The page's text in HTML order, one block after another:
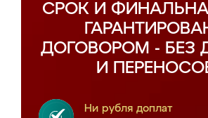
СРОК И
ДОГОВОРОМ - БЕЗ
И
Ни рубля доплат